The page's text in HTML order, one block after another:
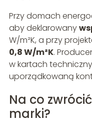
Przy domach
aby deklarowany
W/m²K, a przy
0,8 W/m²K.
w kartach
uporządkowaną
Na co
marki?